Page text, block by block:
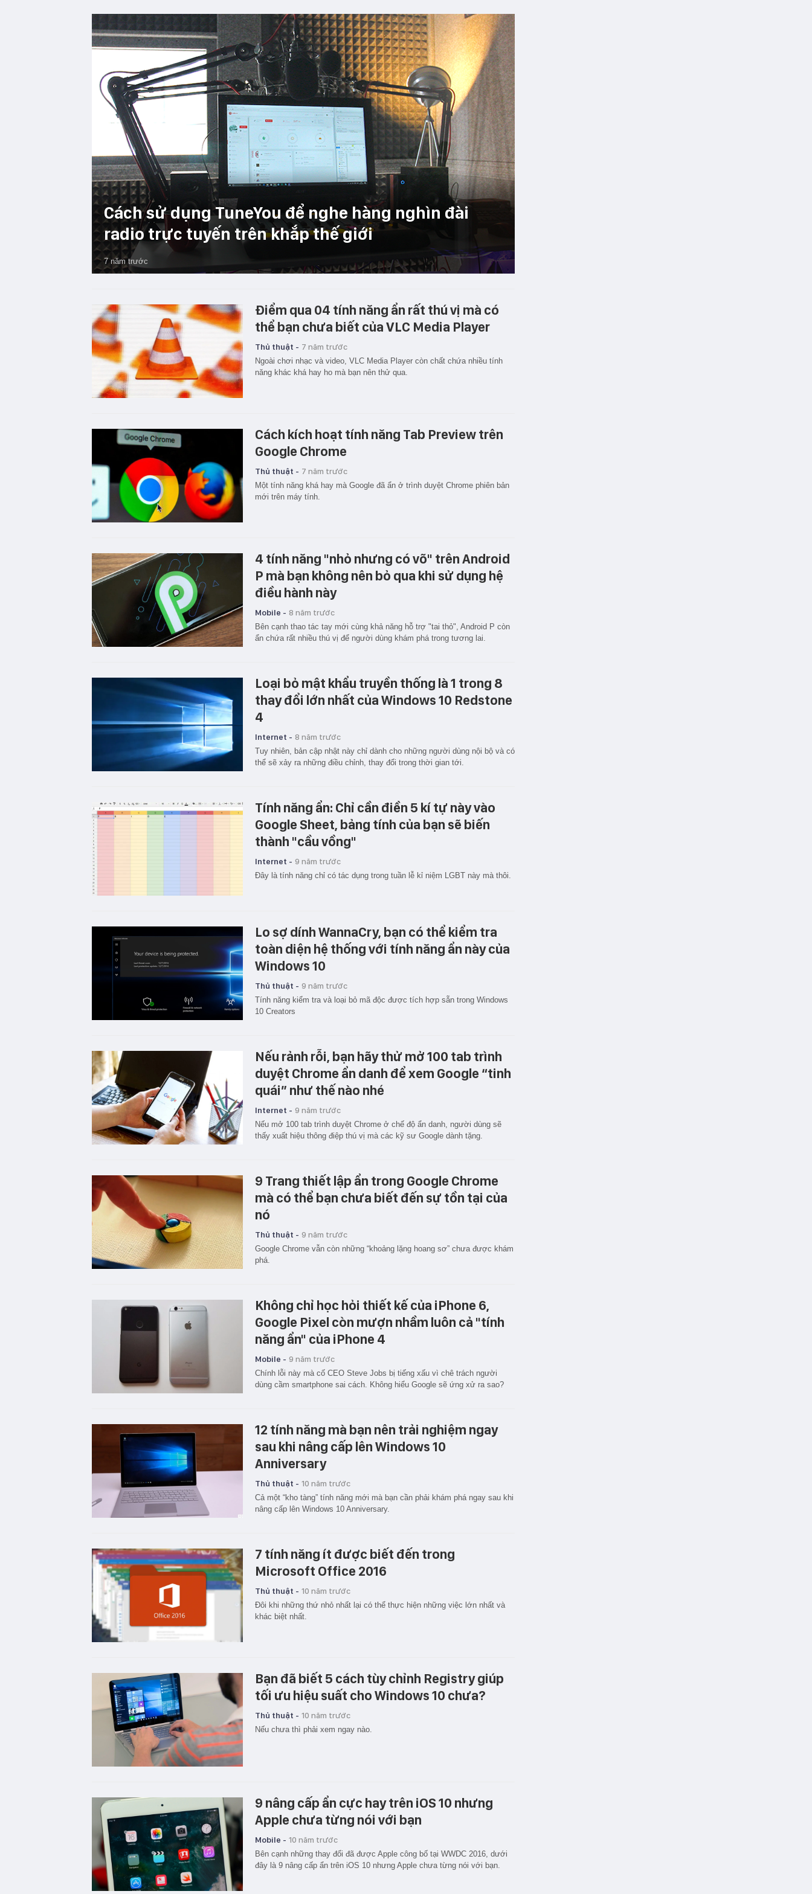
Cách sử dụng TuneYou để nghe hàng nghìn đài
radio trực tuyến trên khắp thế giới
7 năm trước
Điểm qua 04 tính năng ẩn rất thú vị mà có
thể bạn chưa biết của VLC Media Player
Thủ thuật - 7 năm trước
Ngoài chơi nhạc và video, VLC Media Player còn chất chứa nhiều tính
năng khác khá hay ho mà bạn nên thử qua.
Cách kích hoạt tính năng Tab Preview trên
Google Chrome
Thủ thuật - 7 năm trước
Một tính năng khá hay mà Google đã ẩn ở trình duyệt Chrome phiên bản
mới trên máy tính.
4 tính năng "nhỏ nhưng có võ" trên Android
P mà bạn không nên bỏ qua khi sử dụng hệ
điều hành này
Mobile - 8 năm trước
Bên cạnh thao tác tay mới cùng khả năng hỗ trợ "tai thỏ", Android P còn
ẩn chứa rất nhiều thú vị để người dùng khám phá trong tương lai.
Loại bỏ mật khẩu truyền thống là 1 trong 8
thay đổi lớn nhất của Windows 10 Redstone
4
Internet - 8 năm trước
Tuy nhiên, bản cập nhật này chỉ dành cho những người dùng nội bộ và có
thể sẽ xảy ra những điều chỉnh, thay đổi trong thời gian tới.
Tính năng ẩn: Chỉ cần điền 5 kí tự này vào
Google Sheet, bảng tính của bạn sẽ biến
thành "cầu vồng"
Internet - 9 năm trước
Đây là tính năng chỉ có tác dụng trong tuần lễ kỉ niệm LGBT này mà thôi.
Lo sợ dính WannaCry, bạn có thể kiểm tra
toàn diện hệ thống với tính năng ẩn này của
Windows 10
Thủ thuật - 9 năm trước
Tính năng kiểm tra và loại bỏ mã độc được tích hợp sẵn trong Windows
10 Creators
Nếu rảnh rỗi, bạn hãy thử mở 100 tab trình
duyệt Chrome ẩn danh để xem Google “tinh
quái” như thế nào nhé
Internet - 9 năm trước
Nếu mở 100 tab trình duyệt Chrome ở chế độ ẩn danh, người dùng sẽ
thấy xuất hiệu thông điệp thú vị mà các kỹ sư Google dành tặng.
9 Trang thiết lập ẩn trong Google Chrome
mà có thể bạn chưa biết đến sự tồn tại của
nó
Thủ thuật - 9 năm trước
Google Chrome vẫn còn những “khoảng lặng hoang sơ” chưa được khám
phá.
Không chỉ học hỏi thiết kế của iPhone 6,
Google Pixel còn mượn nhầm luôn cả "tính
năng ẩn" của iPhone 4
Mobile - 9 năm trước
Chính lỗi này mà cố CEO Steve Jobs bị tiếng xấu vì chê trách người
dùng cầm smartphone sai cách. Không hiểu Google sẽ ứng xử ra sao?
12 tính năng mà bạn nên trải nghiệm ngay
sau khi nâng cấp lên Windows 10
Anniversary
Thủ thuật - 10 năm trước
Cả một “kho tàng” tính năng mới mà bạn cần phải khám phá ngay sau khi
nâng cấp lên Windows 10 Anniversary.
7 tính năng ít được biết đến trong
Microsoft Office 2016
Thủ thuật - 10 năm trước
Đôi khi những thứ nhỏ nhất lại có thể thực hiện những việc lớn nhất và
khác biệt nhất.
Bạn đã biết 5 cách tùy chỉnh Registry giúp
tối ưu hiệu suất cho Windows 10 chưa?
Thủ thuật - 10 năm trước
Nếu chưa thì phải xem ngay nào.
9 nâng cấp ẩn cực hay trên iOS 10 nhưng
Apple chưa từng nói với bạn
Mobile - 10 năm trước
Bên cạnh những thay đổi đã được Apple công bố tại WWDC 2016, dưới
đây là 9 nâng cấp ẩn trên iOS 10 nhưng Apple chưa từng nói với bạn.